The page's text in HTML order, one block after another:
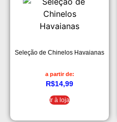
Seleção de Chinelos Havaianas
a partir de:
R$14,99
Ir à loja